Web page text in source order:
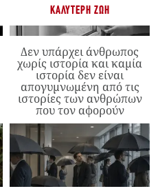
ΚΑΛΎΤΕΡΗ ΖΩΉ
Δεν υπάρχει άνθρωπος
χωρίς ιστορία και καμία
ιστορία δεν είναι
απογυμνωμένη από τις
ιστορίες των ανθρώπων
που τον αφορούν